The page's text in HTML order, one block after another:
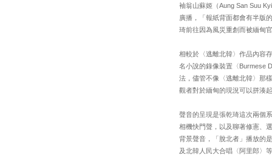
袖翁山蘇姬（Aung San Suu
廣播，「報紙背面都會有半版
琦前往因為風災重創而被緬甸
相較於〈逃離北韓〉作品內容
名小說的錄像裝置〈Burmese
法，儘管不像〈逃離北韓〉那
觀者對於緬甸的現況可以拼湊
聲音的呈現是張乾琦這次兩個
相機快門聲，以及聊著修憲、
背景聲音，「脫北者」播放的
及北韓人民大合唱〈阿里郎〉